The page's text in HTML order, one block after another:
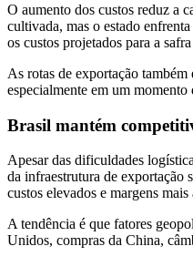
O aumento dos custos reduz a
cultivada, mas o estado
os custos projetados para a
As rotas de exportação
especialmente em um
Brasil mantém
Apesar das dificuldades
da infraestrutura de exportação
custos elevados e margens mais
A tendência é que fatores
Unidos, compras da China,